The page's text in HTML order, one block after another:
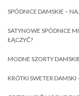
SPÓDNICE DAMSKIE –
SATYNOWE SPÓDNICE
ŁĄCZYĆ?
MODNE SZORTY
KRÓTKI SWETER